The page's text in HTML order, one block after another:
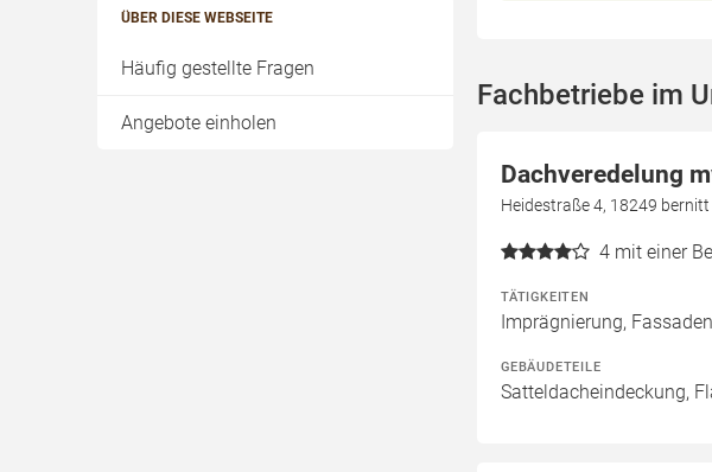
ÜBER DIESE WEBSEITE
Häufig gestellte Fragen
Angebote einholen
Fachbetriebe im
Dachveredelung
Heidestraße 4, 18249
4 mit einer
TÄTIGKEITEN
Imprägnierung,
GEBÄUDETEILE
Satteldacheindeckung,